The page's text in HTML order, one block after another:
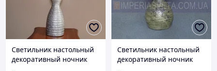
Светильник настольный
декоративный ночник
Светильник настольный
декоративный ночник